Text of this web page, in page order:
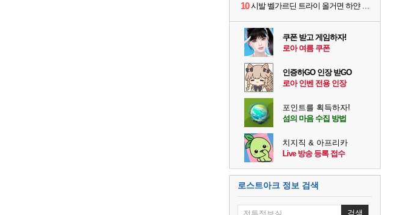
10 시발 벨가르딘 트라이 올거면 하얀 옷 입고오세요
쿠폰 받고 게임하자!
로아 여름 쿠폰
인증하GO 인장 받GO
로아 인벤 전용 인장
포인트를 획득하자!
섬의 마음 수집 방법
치지직 & 아프리카
Live 방송 등록 접수
로스트아크 정보 검색
검색